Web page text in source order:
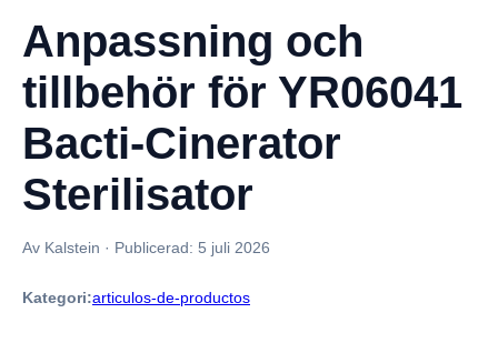
Anpassning och
tillbehör för YR06041
Bacti-Cinerator
Sterilisator
Av Kalstein · Publicerad: 5 juli 2026
Kategori:articulos-de-productos